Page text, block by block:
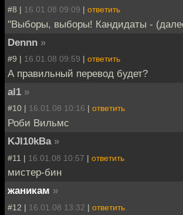
#8 | 16.01.08 09:09 | ответить
"Выборы, выборы! Кандидаты -
Dennn »
#9 | 16.01.08 09:59 | ответить
А правильный перевод будет?
al1 »
#10 | 16.01.08 10:16 | ответить
Роби Вильмс
KJI10kBa »
#11 | 16.01.08 10:57 | ответить
мистер-бин
жаникам »
#12 | 16.01.08 13:32 | ответить